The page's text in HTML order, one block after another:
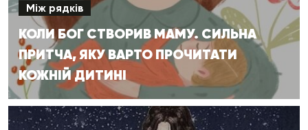
Між рядків
КОЛИ БОГ СТВОРИВ МАМУ. СИЛЬНА
ПРИТЧА, ЯКУ ВАРТО ПРОЧИТАТИ
КОЖНІЙ ДИТИНІ